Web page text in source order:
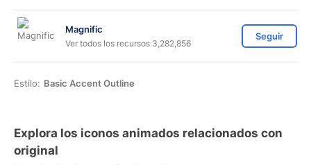
Magnific
Ver todos los recursos 3,282,856
Seguir
Estilo: Basic Accent Outline
Explora los iconos animados relacionados con
original